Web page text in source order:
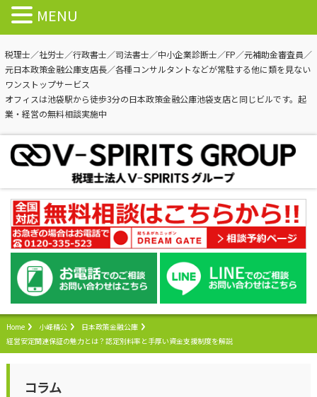
税理士／社労士／行政書士／司法書士／中小企業診断士／FP／元補助金審査員／
元日本政策金融公庫支店長／各種コンサルタントなどが常駐する他に類を見ない
ワンストップサービス
オフィスは池袋駅から徒歩3分の日本政策金融公庫池袋支店と同じビルです。起
業・経営の無料相談実施中
Home 小峰精公
日本政策金融公庫
経営安定関連保証の魅力とは？認定別料率と手厚い資金支援制度を解説
コラム
MENU